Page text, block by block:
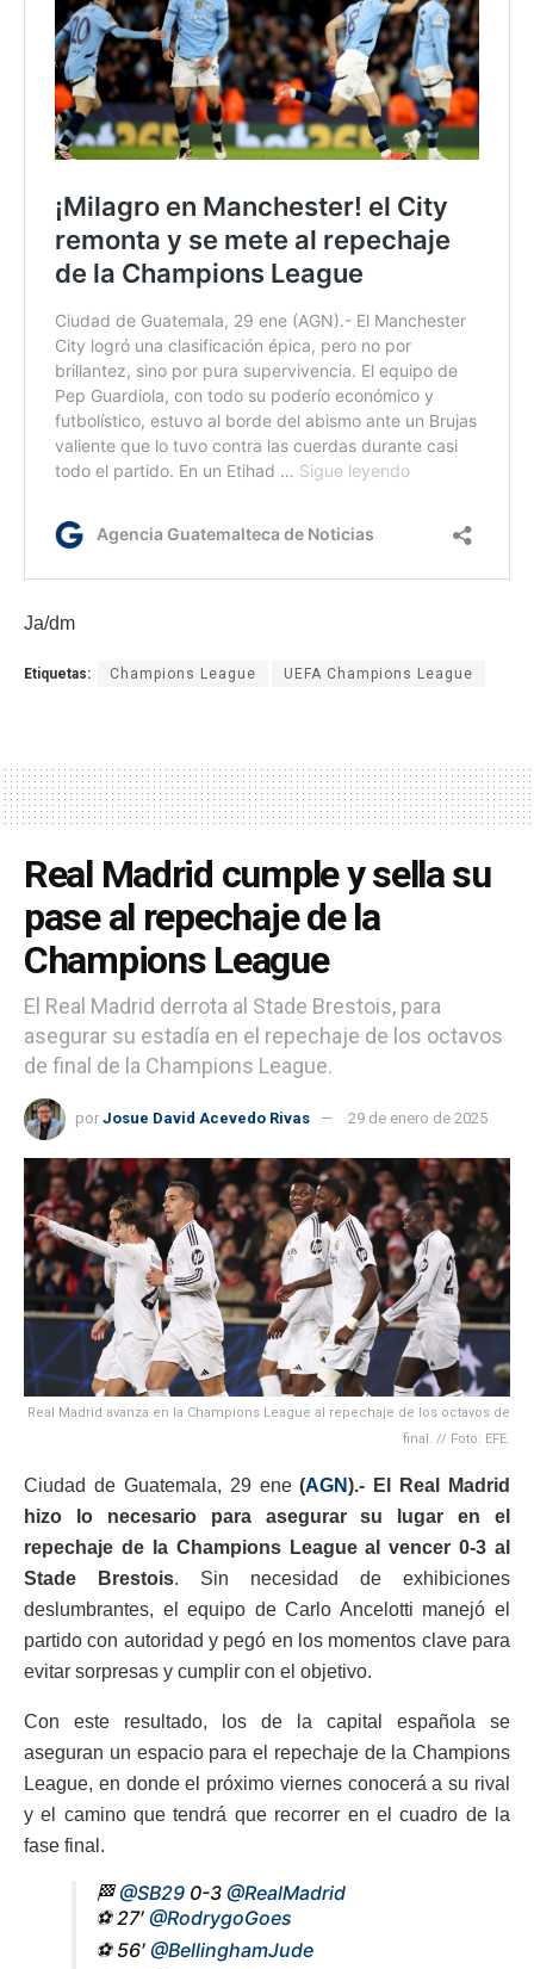
Ja/dm
Etiquetas: Champions League UEFA Champions League
Real Madrid cumple y sella su
pase al repechaje de la
Champions League
El Real Madrid derrota al Stade Brestois, para
asegurar su estadía en el repechaje de los octavos
de final de la Champions League.
por Josue David Acevedo Rivas 29 de enero de 2025
Real Madrid avanza en la Champions League al repechaje de los octavos de
final. // Foto: EFE.
Ciudad de Guatemala, 29 ene(AGN).- El Real Madrid
hizo lo necesario para asegurar su lugar en el
repechaje de la Champions League al vencer 0-3 al
Stade Brestois. Sin necesidad de exhibiciones
deslumbrantes, el equipo de Carlo Ancelotti manejó el
partido con autoridad y pegó en los momentos clave para
evitar sorpresas y cumplir con el objetivo.
Con este resultado, los de la capital española se
aseguran un espacio para el repechaje de la Champions
League, en donde el próximo viernes conocerá a su rival
y el camino que tendrá que recorrer en el cuadro de la
fase final.
🏁@SB29 0-3 @RealMadrid
⚽ 27′ @RodrygoGoes
⚽ 56′ @BellinghamJude